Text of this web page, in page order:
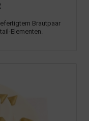
Brautpaar
Elementen.